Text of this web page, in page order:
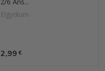
Elgydium
Prix
2,99 €